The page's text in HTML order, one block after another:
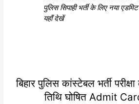
पुलिस सिपाही भर्ती के लिए नया एडमिट
यहाँ देखें
बिहार पुलिस कांस्टेबल भर्ती
तिथि घोषित Admit